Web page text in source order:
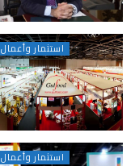
استثمار وأعمال
استثمار وأعمال